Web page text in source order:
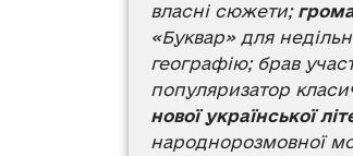
власні сюжети;
«Буквар» для
географію; брав
популяризатор
нової української
народнорозмовної